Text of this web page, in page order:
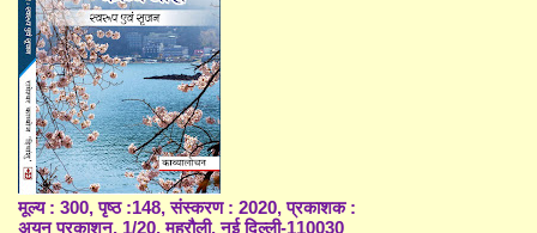
मूल्य : 300, पृष्ठ :148, संस्करण : 2020, प्रकाशक :
अयन प्रकाशन, 1/20, महरौली, नई दिल्ली-110030